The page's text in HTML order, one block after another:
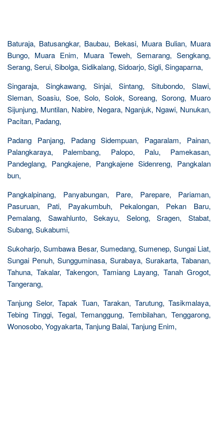
Baturaja, Batusangkar, Baubau, Bekasi, Muara Bulian, Muara
Bungo, Muara Enim, Muara Teweh, Semarang, Sengkang,
Serang, Serui, Sibolga, Sidikalang, Sidoarjo, Sigli, Singaparna,
Singaraja, Singkawang, Sinjai, Sintang, Situbondo, Slawi,
Sleman, Soasiu, Soe, Solo, Solok, Soreang, Sorong, Muaro
Sijunjung, Muntilan, Nabire, Negara, Nganjuk, Ngawi, Nunukan,
Pacitan, Padang,
Padang Panjang, Padang Sidempuan, Pagaralam, Painan,
Palangkaraya, Palembang, Palopo, Palu, Pamekasan,
Pandeglang, Pangkajene, Pangkajene Sidenreng, Pangkalan
bun,
Pangkalpinang, Panyabungan, Pare, Parepare, Pariaman,
Pasuruan, Pati, Payakumbuh, Pekalongan, Pekan Baru,
Pemalang, Sawahlunto, Sekayu, Selong, Sragen, Stabat,
Subang, Sukabumi,
Sukoharjo, Sumbawa Besar, Sumedang, Sumenep, Sungai Liat,
Sungai Penuh, Sungguminasa, Surabaya, Surakarta, Tabanan,
Tahuna, Takalar, Takengon, Tamiang Layang, Tanah Grogot,
Tangerang,
Tanjung Selor, Tapak Tuan, Tarakan, Tarutung, Tasikmalaya,
Tebing Tinggi, Tegal, Temanggung, Tembilahan, Tenggarong,
Wonosobo, Yogyakarta, Tanjung Balai, Tanjung Enim,